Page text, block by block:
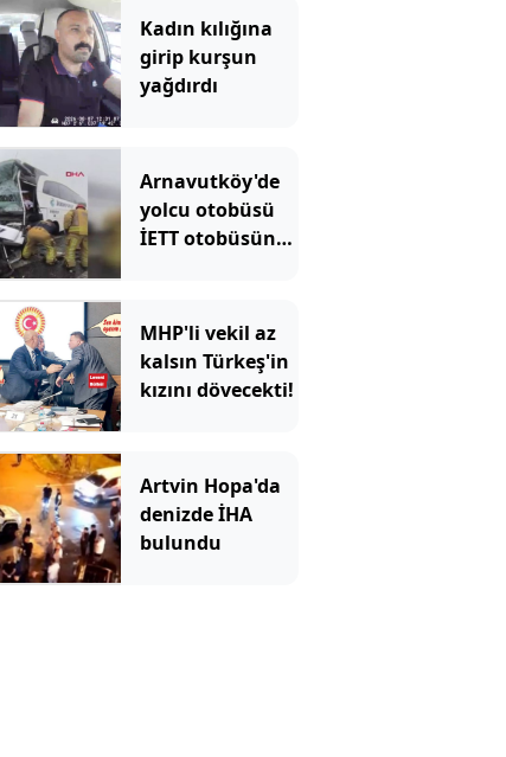
Kadın kılığına
girip kurşun
yağdırdı
Arnavutköy'de
yolcu otobüsü
İETT otobüsüne
MHP'li vekil az
kalsın Türkeş'in
kızını dövecekti!
Artvin Hopa'da
denizde İHA
bulundu